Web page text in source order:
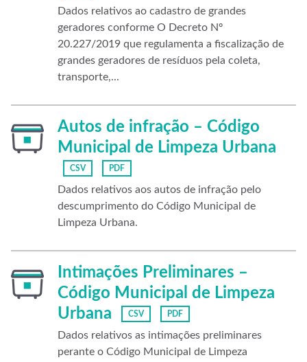
Dados relativos ao cadastro de grandes
geradores conforme O Decreto Nº
20.227/2019 que regulamenta a fiscalização de
grandes geradores de resíduos pela coleta,
transporte,...
Autos de infração – Código
Municipal de Limpeza Urbana
CSV PDF
Dados relativos aos autos de infração pelo
descumprimento do Código Municipal de
Limpeza Urbana.
Intimações Preliminares –
Código Municipal de Limpeza
Urbana
CSV PDF
Dados relativos as intimações preliminares
perante o Código Municipal de Limpeza